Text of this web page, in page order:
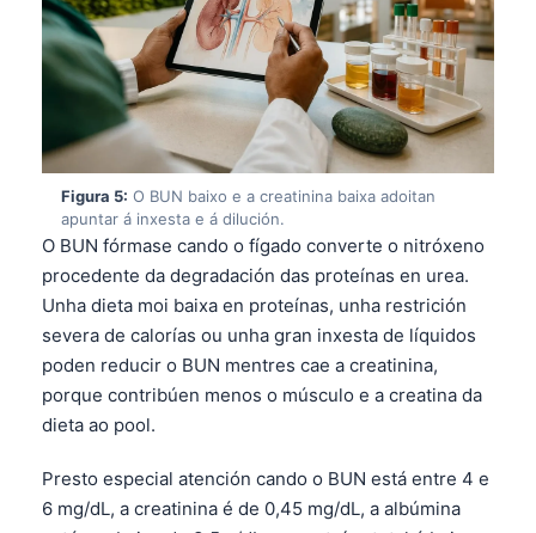
Figura 5: O BUN baixo e a creatinina baixa adoitan
apuntar á inxesta e á dilución.
O BUN fórmase cando o fígado converte o nitróxeno
procedente da degradación das proteínas en urea.
Unha dieta moi baixa en proteínas, unha restrición
severa de calorías ou unha gran inxesta de líquidos
poden reducir o BUN mentres cae a creatinina,
porque contribúen menos o músculo e a creatina da
dieta ao pool.
Presto especial atención cando o BUN está entre 4 e
6 mg/dL, a creatinina é de 0,45 mg/dL, a albúmina
العربية المغربية
Монгол
Basa Jawa
Cebuano
Кыргызча
Беларуская мова
Esperanto
Frysk
Ślōnskŏ gŏdka